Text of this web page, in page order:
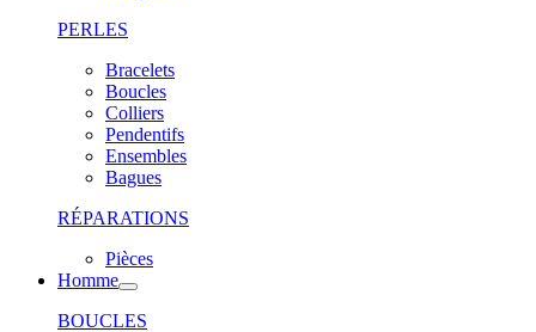
PERLES
Bracelets
Boucles
Colliers
Pendentifs
Ensembles
Bagues
RÉPARATIONS
Pièces
Homme
BOUCLES